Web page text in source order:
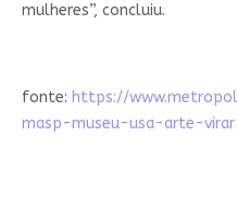
mulheres”, concluiu.
fonte: https://
masp-museu-usa-arte-